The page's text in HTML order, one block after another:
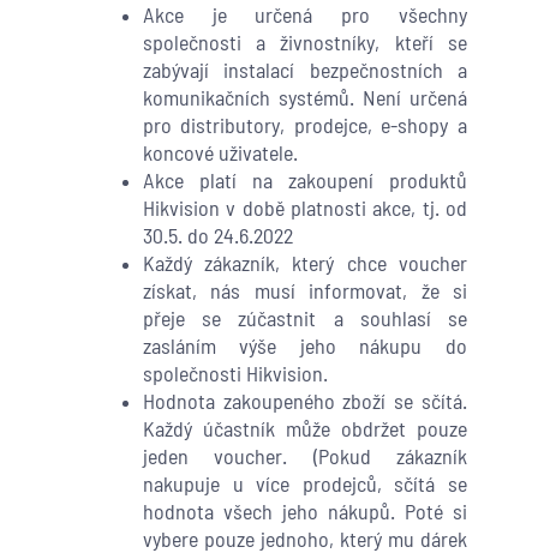
Akce je určená pro všechny
společnosti a živnostníky, kteří se
zabývají instalací bezpečnostních a
komunikačních systémů. Není určená
pro distributory, prodejce, e-shopy a
koncové uživatele.
Akce platí na zakoupení produktů
Hikvision v době platnosti akce, tj. od
30.5. do 24.6.2022
Každý zákazník, který chce voucher
získat, nás musí informovat, že si
přeje se zúčastnit a souhlasí se
zasláním výše jeho nákupu do
společnosti Hikvision.
Hodnota zakoupeného zboží se sčítá.
Každý účastník může obdržet pouze
jeden voucher. (Pokud zákazník
nakupuje u více prodejců, sčítá se
hodnota všech jeho nákupů. Poté si
vybere pouze jednoho, který mu dárek